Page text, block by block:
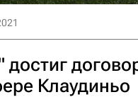
достиг
Клаудиньо